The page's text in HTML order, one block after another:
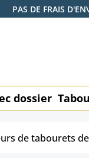
PAS DE FRAIS
dossier
de tabourets